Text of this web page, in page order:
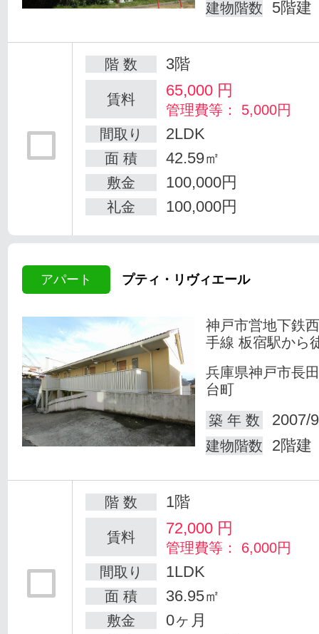
建物階数 5階建
階 数 3階
賃料 65,000 円
管理費等： 5,000円
間取り
2LDK
面 積 42.59㎡
敷金 100,000円
礼金 100,000円
アパート プティ・リヴィエール
神戸市営地下鉄
手線 板宿駅から
兵庫県神戸市長
台町
築 年 数
2007/
建物階数 2階建
階 数 1階
賃料 72,000 円
管理費等： 6,000円
間取り
1LDK
面 積 36.95㎡
敷金 0ヶ月